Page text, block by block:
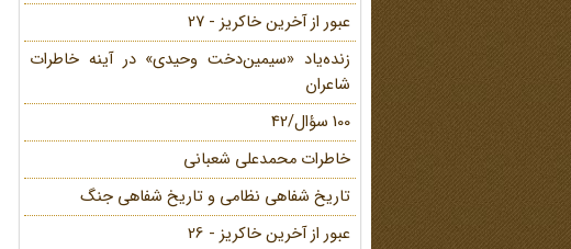
عبور از آخرین خاکریز - 27
زنده‌یاد «سیمین‌دخت وحیدی» در آینه خاطرات
شاعران
100 سؤال/42
خاطرات محمد‌علی شعبانی
تاریخ شفاهی نظامی و تاریخ شفاهی جنگ
عبور از آخرین خاکریز - 26